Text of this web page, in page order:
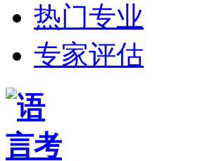
热门专业
专家评估